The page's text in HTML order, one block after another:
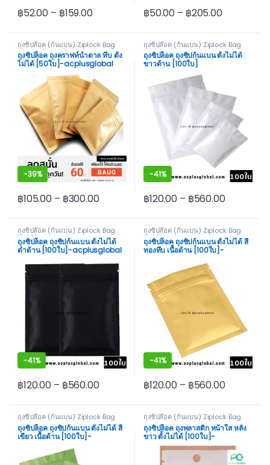
฿52.00 – ฿159.00
This product has multiple variants. The options may be
฿50.00 – ฿205.00
This product has multiple
ถุงซิปล๊อค (ก้นแบน) Ziplock Bag
Not Stand
ถุงซิปล็อค ถุงคราฟท์น้ำตาล ทึบ ตั้ง
ไม่ได้ [50ใบ]-acplusglobal
-39%
฿105.00 – ฿300.00
This product has multiple variants. The options may be
ถุงซิปล๊อค (ก้นแบน) Ziplock Bag
Not Stand
ถุงซิปล็อค ถุงซิปก้นแบน ตั้งไม่ได้
ขาวด้าน [100ใบ]
-41%
฿120.00 – ฿560.00
This product has multiple
ถุงซิปล๊อค (ก้นแบน) Ziplock Bag
Not Stand
ถุงซิปล็อค ถุงซิปก้นแบน ตั้งไม่ได้
ดำด้าน [100ใบ]-acplusglobal
-41%
฿120.00 – ฿560.00
This product has multiple variants. The options may be
ถุงซิปล๊อค (ก้นแบน) Ziplock Bag
Not Stand
ถุงซิปล็อค ถุงซิปก้นแบน ตั้งไม่ได้ สี
ทองทึบ เนื้อด้าน [100ใบ]-
-41%
฿120.00 – ฿560.00
This product has multiple
ถุงซิปล๊อค (ก้นแบน) Ziplock Bag
Not Stand
ถุงซิปล็อค ถุงซิปก้นแบน ตั้งไม่ได้ สี
เขียว เนื้อด้าน [100ใบ]-
ถุงซิปล๊อค (ก้นแบน) Ziplock Bag
Not Stand
ถุงซิปล็อค ถุงพลาสติก หน้าใส หลัง
ขาว ตั้งไม่ได้ [100ใบ]-
acplusglobal